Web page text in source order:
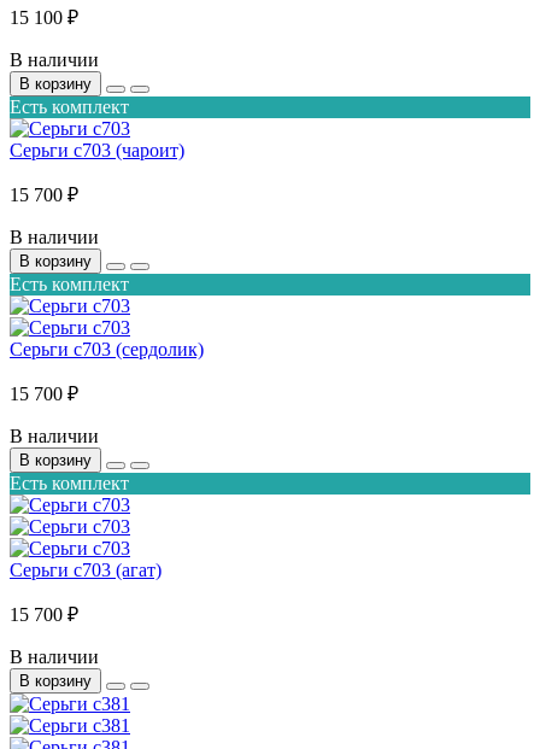
15 100 ₽
В наличии
В корзину
Есть комплект
Серьги с703 (чароит)
15 700 ₽
В наличии
В корзину
Есть комплект
Серьги с703 (сердолик)
15 700 ₽
В наличии
В корзину
Есть комплект
Серьги с703 (агат)
15 700 ₽
В наличии
В корзину